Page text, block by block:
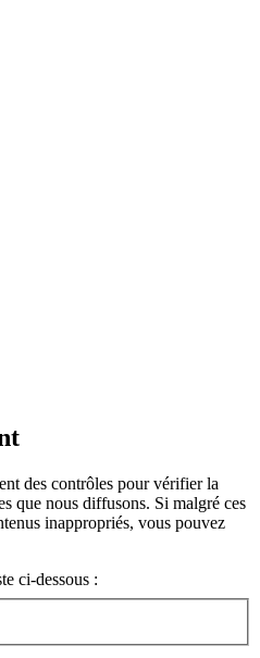
des contrôles pour vérifier la
que nous diffusons. Si malgré ces
inappropriés, vous pouvez
ci-dessous :